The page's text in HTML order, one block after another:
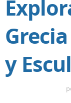
y